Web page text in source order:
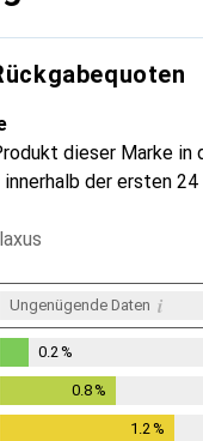
dieser Marke in
der ersten
Ungenügende Daten i
%
0.2 %
0.8 %
1.2 %